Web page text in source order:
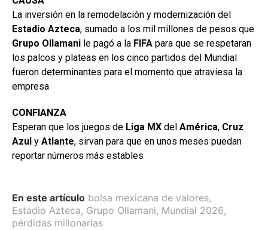
La inversión en la remodelación y modernización del
Estadio Azteca, sumado a los mil millones de pesos que
Grupo Ollamani le pagó a la FIFA para que se respetaran
los palcos y plateas en los cinco partidos del Mundial
fueron determinantes para el momento que atraviesa la
empresa
CONFIANZA
Esperan que los juegos de Liga MX del América, Cruz
Azul y Atlante, sirvan para que en unos meses puedan
reportar números más estables
En este artículo bolsa mexicana de valores,
Estadio Azteca, Grupo Ollamani, Mundial 2026,
pérdidas millonarias